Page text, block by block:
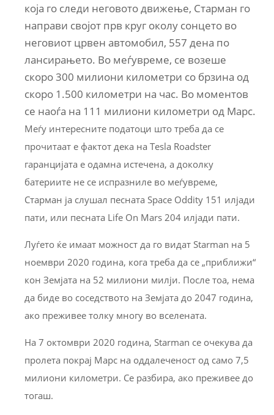
која го следи неговото движење, Старман го
направи својот прв круг околу сонцето во
неговиот црвен автомобил, 557 дена по
лансирањето. Во меѓувреме, се возеше
скоро 300 милиони километри со брзина од
скоро 1.500 километри на час. Во моментов
се наоѓа на 111 милиони километри од Марс.
Меѓу интересните податоци што треба да се
прочитаат е фактот дека на Tesla Roadster
гаранцијата е одамна истечена, а доколку
батериите не се испразниле во меѓувреме,
Старман ја слушал песната Space Oddity 151 илјади
пати, или песната Life On Mars 204 илјади пати.
Луѓето ќе имаат можност да го видат Starman на 5
ноември 2020 година, кога треба да се „приближи“
кон Земјата на 52 милиони милји. После тоа, нема
да биде во соседството на Земјата до 2047 година,
ако преживее толку многу во вселената.
На 7 октомври 2020 година, Starman се очекува да
пролета покрај Марс на оддалеченост од само 7,5
милиони километри. Се разбира, ако преживее до
тогаш.